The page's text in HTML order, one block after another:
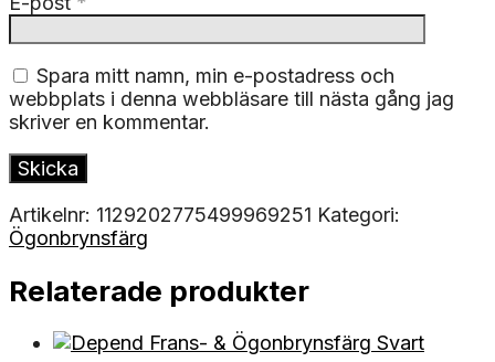
Spara mitt namn, min e-postadress och
webbplats i denna webbläsare till nästa gång jag
skriver en kommentar.
Artikelnr: 1129202775499969251 Kategori:
Ögonbrynsfärg
Relaterade produkter